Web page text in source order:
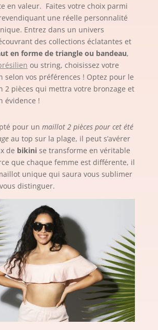
en valeur. Faites votre choix parmi
une réelle personnalité
Entrez dans un univers
des collections éclatantes et
en forme de triangle ou bandeau,
ou string, choisissez votre
selon vos préférences ! Optez pour le
2 pièces qui mettra votre bronzage et
évidence !
pour un maillot 2 pièces pour cet été
au top sur la plage, il peut s’avérer
de bikinise transforme en véritable
que chaque femme est différente, il
unique qui saura vous sublimer
distinguer.